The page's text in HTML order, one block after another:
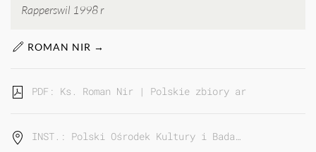
Rapperswil 1998 r
ROMAN NIR →
PDF: Ks. Roman Nir | Polskie zbiory archiwalne w
INST.: Polski Ośrodek Kultury i Bada…